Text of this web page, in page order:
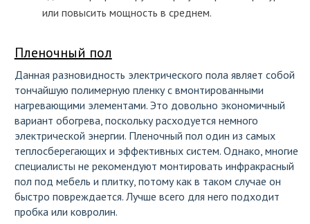
или повысить мощность в среднем.
Пленочный пол
Данная разновидность электрического пола являет собой
тончайшую полимерную пленку с вмонтированными
нагревающими элементами. Это довольно экономичный
вариант обогрева, поскольку расходуется немного
электрической энергии. Пленочный пол один из самых
теплосберегающих и эффективных систем. Однако, многие
специалисты не рекомендуют монтировать инфракрасный
пол под мебель и плитку, потому как в таком случае он
быстро повреждается. Лучше всего для него подходит
пробка или ковролин.